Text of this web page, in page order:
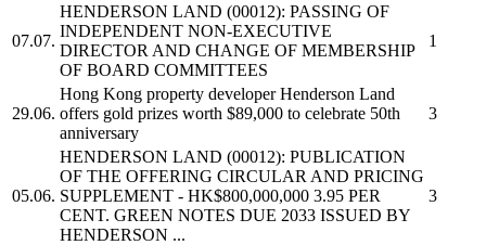
07.07.
HENDERSON LAND (00012): PASSING OF
INDEPENDENT NON-EXECUTIVE
DIRECTOR AND CHANGE OF MEMBERSHIP
OF BOARD COMMITTEES
1
29.06.
Hong Kong property developerHenderson Land
offers gold prizes worth $89,000 to celebrate 50th
anniversary
3
05.06.
HENDERSON LAND (00012): PUBLICATION
OF THE OFFERING CIRCULAR AND PRICING
SUPPLEMENT - HK$800,000,000 3.95 PER
CENT. GREEN NOTES DUE 2033 ISSUED BY
HENDERSON ...
3